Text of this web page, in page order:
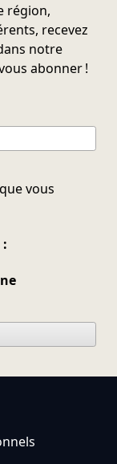
région,
recevez
notre
abonner !
vous